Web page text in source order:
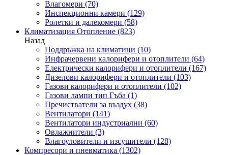
Влагомери (70)
Инспекционни камери (129)
Ролетки и далекомери (58)
Климатизация Отопление (823)
Назад
Поддръжка на климатици (10)
Инфрачервени калорифери и отоплители (64)
Електрически калорифери и отоплители (167)
Дизелови калорифери и отоплители (103)
Газови калорифери и отоплители (102)
Газови лампи тип Гъба (1)
Пречистватели за въздух (38)
Вентилатори (141)
Вентилатори индустриални (60)
Овлажнители (3)
Влагоуловители и изсушители (128)
Компресори и пневматика (1302)